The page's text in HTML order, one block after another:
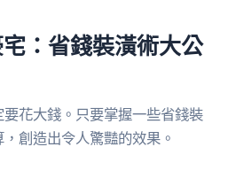
：省錢裝潢術大公
花大錢。只要掌握一些省錢裝
創造出令人驚豔的效果。